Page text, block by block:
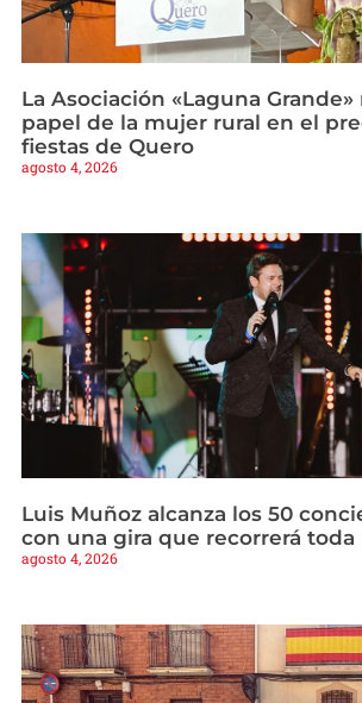
La Asociación «Laguna
papel de la mujer rural en el
fiestas de Quero
agosto 4, 2026
Luis Muñoz alcanza los 50
con una gira que recorrerá toda
agosto 4, 2026